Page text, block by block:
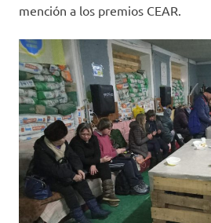
mención a los premios CEAR.